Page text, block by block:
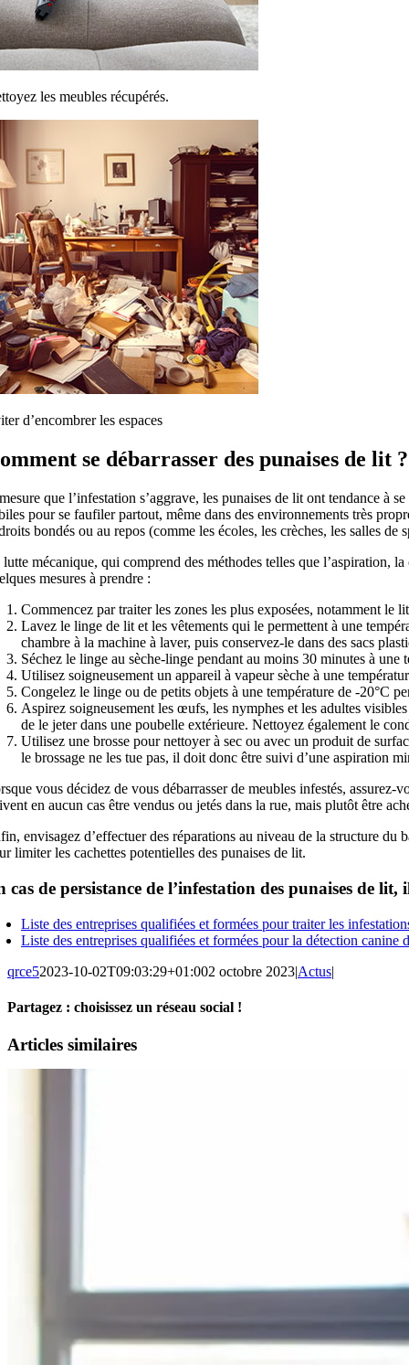
les meubles récupérés.
d’encombrer les espaces
se débarrasser des punaises de lit ?
que l’infestation s’aggrave, les punaises de lit ont tendance à
pour se faufiler partout, même dans des environnements très
bondés ou au repos (comme les écoles, les crèches, les salles
mécanique, qui comprend des méthodes telles que l’aspiration,
mesures à prendre :
Commencez par traiter les zones les plus exposées, notamment le
Lavez le linge de lit et les vêtements qui le permettent à une
chambre à la machine à laver, puis conservez-le dans des sacs
Séchez le linge au sèche-linge pendant au moins 30 minutes à une
Utilisez soigneusement un appareil à vapeur sèche à une
Congelez le linge ou de petits objets à une température de -20°C
Aspirez soigneusement les œufs, les nymphes et les adultes
de le jeter dans une poubelle extérieure. Nettoyez également le
Utilisez une brosse pour nettoyer à sec ou avec un produit de
le brossage ne les tue pas, il doit donc être suivi d’une aspiration
vous décidez de vous débarrasser de meubles infestés,
en aucun cas être vendus ou jetés dans la rue, mais plutôt être
envisagez d’effectuer des réparations au niveau de la structure du
limiter les cachettes potentielles des punaises de lit.
cas de persistance de l’infestation des punaises de
Liste des entreprises qualifiées et formées pour traiter les
Liste des entreprises qualifiées et formées pour la détection canine
qrce52023-10-02T09:03:29+01:002 octobre 2023|Actus|
Partagez : choisissez un réseau social !
Facebook
X
Reddit
LinkedIn
WhatsApp
Pinterest
Email
Articles similaires